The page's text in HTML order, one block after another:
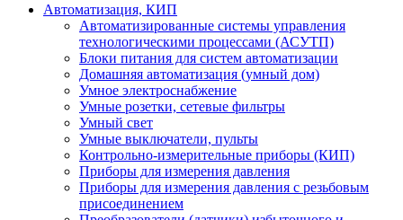
Автоматизация, КИП
Автоматизированные системы управления
технологическими процессами (АСУТП)
Блоки питания для систем автоматизации
Домашняя автоматизация (умный дом)
Умное электроснабжение
Умные розетки, сетевые фильтры
Умный свет
Умные выключатели, пульты
Контрольно-измерительные приборы (КИП)
Приборы для измерения давления
Приборы для измерения давления с резьбовым
присоединением